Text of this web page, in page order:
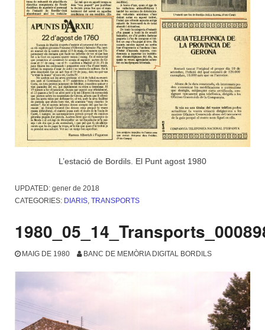
L’estació de Bordils. El Punt agost 1980
UPDATED: gener de 2018
CATEGORIES: DIARIS, TRANSPORTS
MAIG DE 1980 BANC DE MEMÒRIA DIGITAL BORDILS